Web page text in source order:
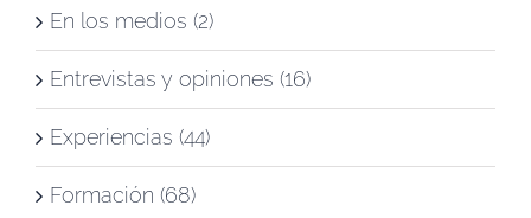
En los medios (2)
Entrevistas y opiniones (16)
Experiencias (44)
Formación (68)